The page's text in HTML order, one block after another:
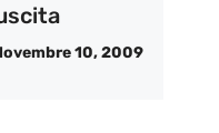
10, 2009